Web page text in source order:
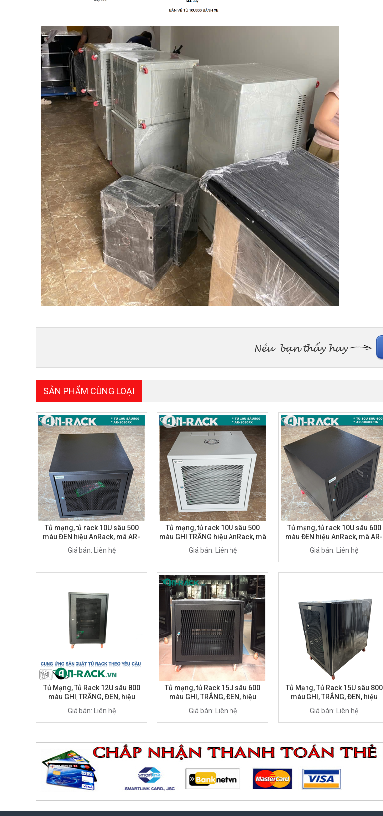
SẢN PHẨM CÙNG LOẠI
Tủ mạng, tủ rack 10U sâu 500
màu ĐEN hiệu AnRack, mã AR-
Giá bán: Liên hệ
Tủ mạng, tủ rack 10U sâu 500
màu GHI TRẮNG hiệu AnRack, mã
Giá bán: Liên hệ
Tủ mạng, tủ rack 10U sâu 600
màu ĐEN hiệu AnRack, mã AR-
Giá bán: Liên hệ
Tủ Mạng, Tủ Rack 12U sâu 800
màu GHI, TRẮNG, ĐEN, hiệu
Giá bán: Liên hệ
Tủ mạng, tủ Rack 15U sâu 600
màu GHI, TRẮNG, ĐEN, hiệu
Giá bán: Liên hệ
Tủ Mạng, Tủ Rack 15U sâu 800
màu GHI, TRẮNG, ĐEN, hiệu
Giá bán: Liên hệ